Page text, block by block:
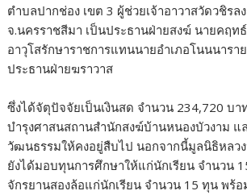
ตำบลปากช่อง เขต 3 ผู้ช่วยเจ้าอาวาสวัดวชิรล
จ.นครราชสีมา เป็นประธานฝ่ายสงฆ์ นายคฤท
อาวุโสรักษาราชการแทนนายอำเภอโนนนารา
ประธานฝ่ายฆราวาส
ซึ่งได้จัตุปัจจัยเป็นเงินสด จำนวน 234,720 บ
บำรุงศาสนสถานสำนักสงฆ์บ้านหนองบัวงาม
วัฒนธรรมให้คงอยู่สืบไป นอกจากนี้มูลนิธิหลว
ยังได้มอบทุนการศึกษาให้แก่นักเรียน จำนวน
จักรยานสองล้อแก่นักเรียน จำนวน 15 ทุน พร้